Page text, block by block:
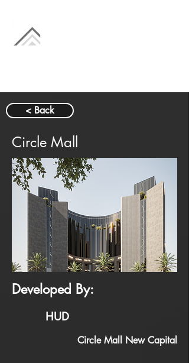
< Back
Circle Mall
Developed By:
HUD
Circle Mall New Capital